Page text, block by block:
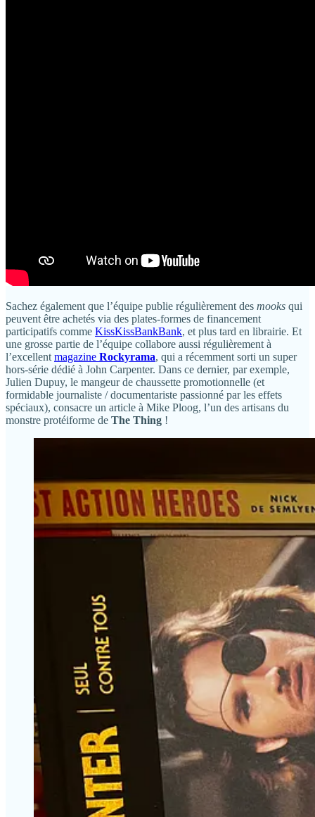
Sachez également que l’équipe publie régulièrement des mooks qui
peuvent être achetés via des plates-formes de financement
participatifs comme KissKissBankBank, et plus tard en librairie. Et
une grosse partie de l’équipe collabore aussi régulièrement à
l’excellent magazine Rockyrama, qui a récemment sorti un super
hors-série dédié à John Carpenter. Dans ce dernier, par exemple,
Julien Dupuy, le mangeur de chaussette promotionnelle (et
formidable journaliste / documentariste passionné par les effets
spéciaux), consacre un article à Mike Ploog, l’un des artisans du
monstre protéiforme de The Thing !